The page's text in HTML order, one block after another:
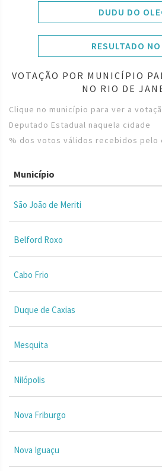
DUDU DO
RESULTADO
VOTAÇÃO POR MUNICÍPIO
NO RIO DE
Clique no município para ver a
Deputado Estadual naquela cidade
% dos votos válidos recebidos pelo
Município
São João de Meriti
Belford Roxo
Cabo Frio
Duque de Caxias
Mesquita
Nilópolis
Nova Friburgo
Nova Iguaçu